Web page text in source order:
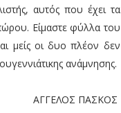
αυτός που έχει τα
Είμαστε φύλλα του
μείς οι δυο πλέον δεν
ανάμνησης.
ΠΑΣΚΟΣ